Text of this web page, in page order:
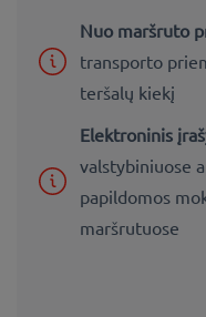
Nuo maršruto
transporto
teršalų kiekį
Elektroninis
valstybiniuose
papildomos
maršrutuose